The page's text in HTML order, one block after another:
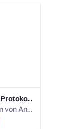
20160622 Protokoll 16. Steuerungskreis.pdf
vor 5 Jahren von Anni Schlumberger